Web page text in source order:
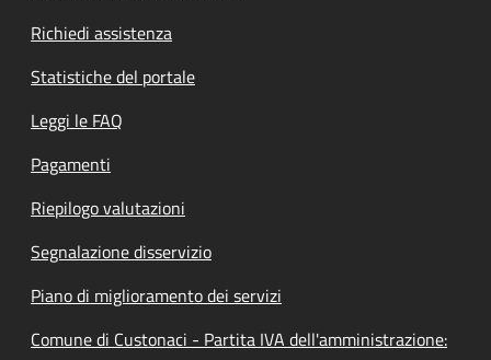
Richiedi assistenza
Statistiche del portale
Leggi le FAQ
Pagamenti
Riepilogo valutazioni
Segnalazione disservizio
Piano di miglioramento dei servizi
Comune di Custonaci - Partita IVA dell'amministrazione: